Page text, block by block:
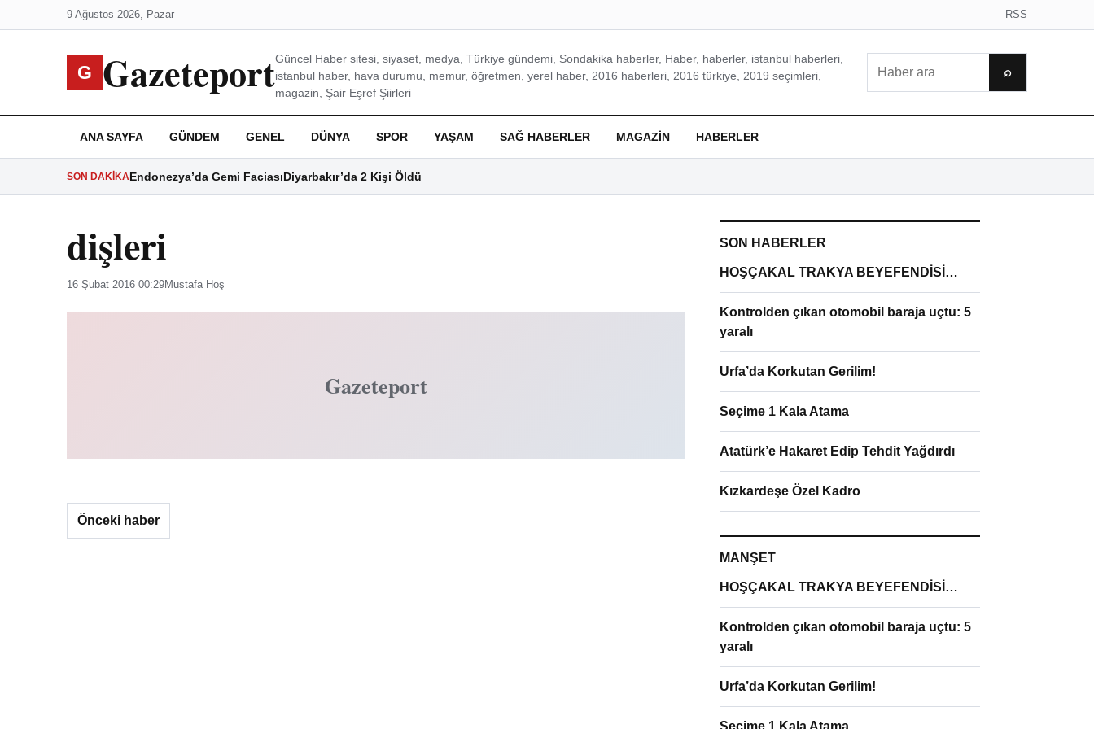
9 Ağustos 2026, Pazar RSS
G GazeteportGüncel Haber sitesi, siyaset, medya, Türkiye gündemi, Sondakika haberler, Haber, haberler, istanbul haberleri,
istanbul haber, hava durumu, memur, öğretmen, yerel haber, 2016 haberleri, 2016 türkiye, 2019 seçimleri,
magazin, Şair Eşref Şiirleri
⌕
ANA SAYFA GÜNDEM GENEL DÜNYA SPOR YAŞAM SAĞ HABERLER MAGAZIN HABERLER
SON DAKIKAEndonezya’da Gemi FaciasıDiyarbakır’da 2 Kişi Öldü
dişleri
16 Şubat 2016 00:29Mustafa Hoş
Gazeteport
Önceki haber
SON HABERLER
HOŞÇAKAL TRAKYA BEYEFENDİSİ…
Kontrolden çıkan otomobil baraja uçtu: 5
yaralı
Urfa’da Korkutan Gerilim!
Seçime 1 Kala Atama
Atatürk’e Hakaret Edip Tehdit Yağdırdı
Kızkardeşe Özel Kadro
MANŞET
HOŞÇAKAL TRAKYA BEYEFENDİSİ…
Kontrolden çıkan otomobil baraja uçtu: 5
yaralı
Urfa’da Korkutan Gerilim!
Seçime 1 Kala Atama